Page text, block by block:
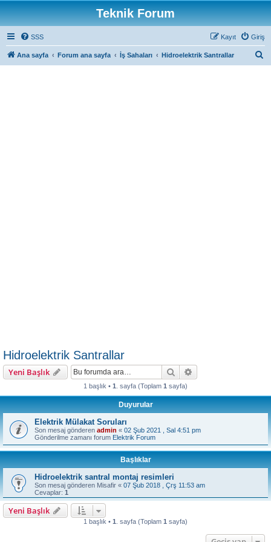
Teknik Forum
SSS Giriş
Kayıt
Ana sayfa Forum ana sayfa İş Sahaları Hidroelektrik Santrallar
Hidroelektrik Santrallar
Yeni Başlık Ara
1 başlık • 1 . sayfa (Toplam 1 sayfa)
Duyurular
Elektrik Mülakat Soruları
Son mesaj gönderen admin « 02 Şub 2021 , Sal 4:51 pm
Gönderilme zamanı forum Elektrik Forum
Başlıklar
Hidroelektrik santral montaj resimleri
Son mesaj gönderen Misafir « 07 Şub 2018 , Çrş 11:53 am
Cevaplar: 1
Yeni Başlık
1 başlık • 1 . sayfa (Toplam 1 sayfa)